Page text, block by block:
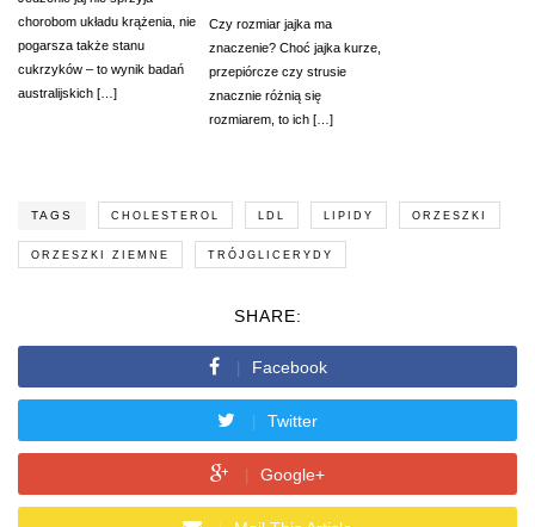
chorobom układu krążenia, nie
pogarsza także stanu
cukrzyków – to wynik badań
australijskich […]
Czy rozmiar jajka ma
znaczenie? Choć jajka kurze,
przepiórcze czy strusie
znacznie różnią się
rozmiarem, to ich […]
TAGS CHOLESTEROL LDL LIPIDY ORZESZKI
ORZESZKI ZIEMNE TRÓJGLICERYDY
SHARE:
Facebook
Twitter
Google+